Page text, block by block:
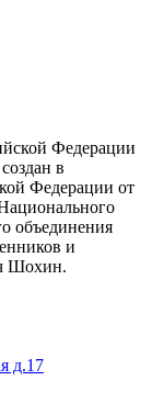
Федерации
в
Федерации от
объединения
и
Шохин.
д.17